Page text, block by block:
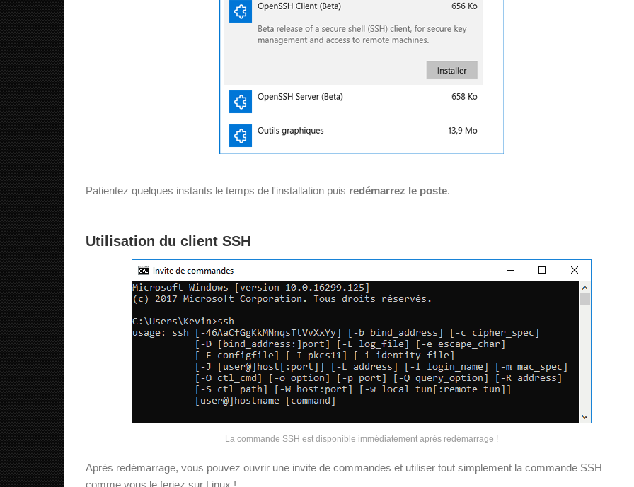
Patientez quelques instants le temps de l'installation puis redémarrez le poste.
Utilisation du client SSH
La commande SSH est disponible immédiatement après redémarrage !
Après redémarrage, vous pouvez ouvrir une invite de commandes et utiliser tout simplement la commande SSH
comme vous le feriez sur Linux !